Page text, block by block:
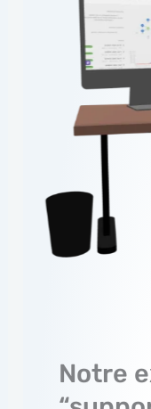
Notre